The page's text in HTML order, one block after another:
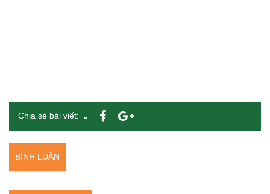
Chia sẻ bài viết:
BÌNH LUẬN